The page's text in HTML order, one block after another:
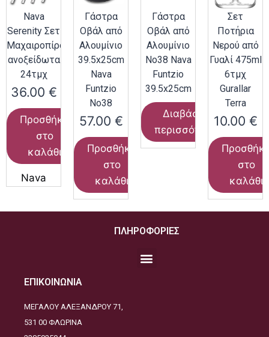
Nava
Serenity Σετ
Μαχαιροπίρουνα
ανοξείδωτα
24τμχ
36.00 €
Προσθήκη
στο
καλάθι
Nava
Γάστρα
Οβάλ από
Αλουμίνιο
39.5x25cm
Nava
Funtzio
Νο38
57.00 €
Προσθήκη
στο
καλάθι
Γάστρα
Οβάλ από
Αλουμίνιο
Νο38 Nava
Funtzio
39.5x25cm
Διαβάστε
περισσότερα
Σετ
Ποτήρια
Νερού από
Γυαλί 475ml
6τμχ
Gurallar
Terra
10.00 €
στο
καλάθι
ΠΛΗΡΟΦΟΡΙΕΣ
ΕΠΙΚΟΙΝΩΝΙΑ
ΜΕΓΑΛΟΥ ΑΛΕΞΑΝΔΡΟΥ 71,
531 00 ΦΛΩΡΙΝΑ